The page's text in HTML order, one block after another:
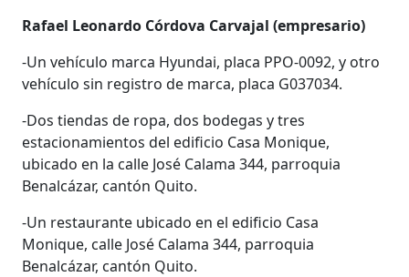
Rafael Leonardo Córdova Carvajal (empresario)
-Un vehículo marca Hyundai, placa PPO-0092, y otro
vehículo sin registro de marca, placa G037034.
-Dos tiendas de ropa, dos bodegas y tres
estacionamientos del edificio Casa Monique,
ubicado en la calle José Calama 344, parroquia
Benalcázar, cantón Quito.
-Un restaurante ubicado en el edificio Casa
Monique, calle José Calama 344, parroquia
Benalcázar, cantón Quito.